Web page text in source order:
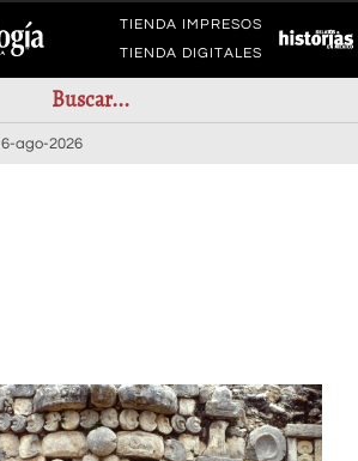
TIENDA IMPRESOS
TIENDA DIGITALES
6-ago-2026